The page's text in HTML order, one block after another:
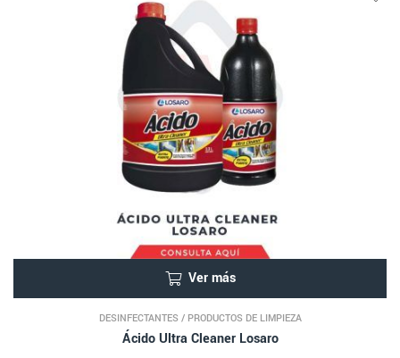
Ver más
DESINFECTANTES / PRODUCTOS DE LIMPIEZA
Ácido Ultra Cleaner Losaro